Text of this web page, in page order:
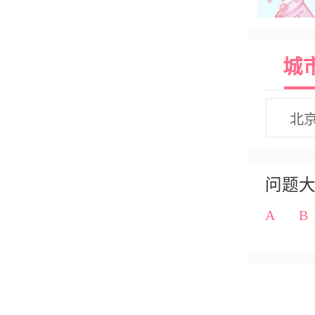
城
北
问题
A B